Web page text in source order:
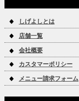
しげよしとは
店舗一覧
会社概要
カスタマーポリシー
メニュー請求フォーム